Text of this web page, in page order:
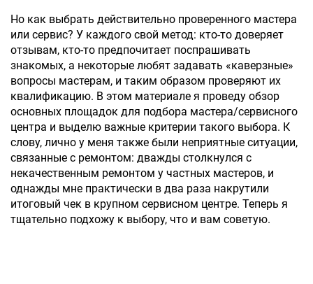
Но как выбрать действительно проверенного мастера
или сервис? У каждого свой метод: кто-то доверяет
отзывам, кто-то предпочитает поспрашивать
знакомых, а некоторые любят задавать «каверзные»
вопросы мастерам, и таким образом проверяют их
квалификацию. В этом материале я проведу обзор
основных площадок для подбора мастера/сервисного
центра и выделю важные критерии такого выбора. К
слову, лично у меня также были неприятные ситуации,
связанные с ремонтом: дважды столкнулся с
некачественным ремонтом у частных мастеров, и
однажды мне практически в два раза накрутили
итоговый чек в крупном сервисном центре. Теперь я
тщательно подхожу к выбору, что и вам советую.